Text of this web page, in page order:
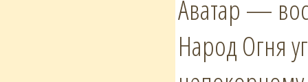
Аватар —
Народ Огня